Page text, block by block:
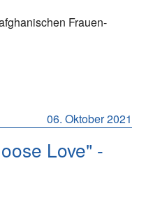
Frauen-
06. Oktober 2021
Love" -